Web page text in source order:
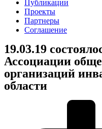
Публикации
Проекты
Партнеры
Соглашение
19.03.19
Ассоциации
организаций
области